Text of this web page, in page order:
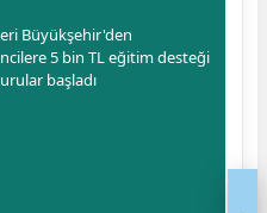
Büyükşehir'den
5 bin TL eğitim desteği
başladı